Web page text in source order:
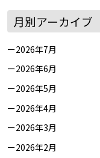
月別アーカイブ
2026年7月
2026年6月
2026年5月
2026年4月
2026年3月
2026年2月